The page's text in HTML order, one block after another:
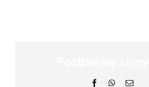
FacebookWhatsApp
Email